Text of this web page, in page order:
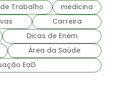
Trabalho
medicina
Carreira
Dicas de Enem
Área da Saúde
EaD